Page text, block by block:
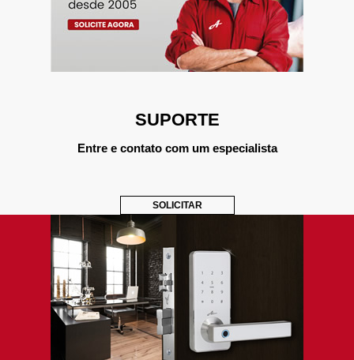
SUPORTE
Entre e contato com um especialista
SOLICITAR